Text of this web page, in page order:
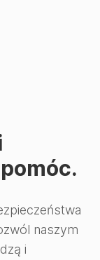
naszym
i